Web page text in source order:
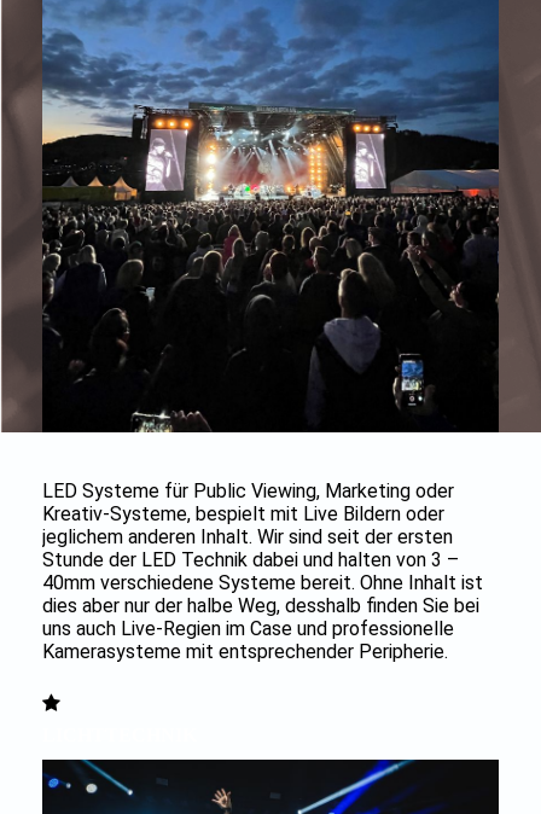
LED Systeme für Public Viewing, Marketing oder
Kreativ-Systeme, bespielt mit Live Bildern oder
jeglichem anderen Inhalt. Wir sind seit der ersten
Stunde der LED Technik dabei und halten von 3 –
40mm verschiedene Systeme bereit. Ohne Inhalt ist
dies aber nur der halbe Weg, desshalb finden Sie bei
uns auch Live-Regien im Case und professionelle
Kamerasysteme mit entsprechender Peripherie.